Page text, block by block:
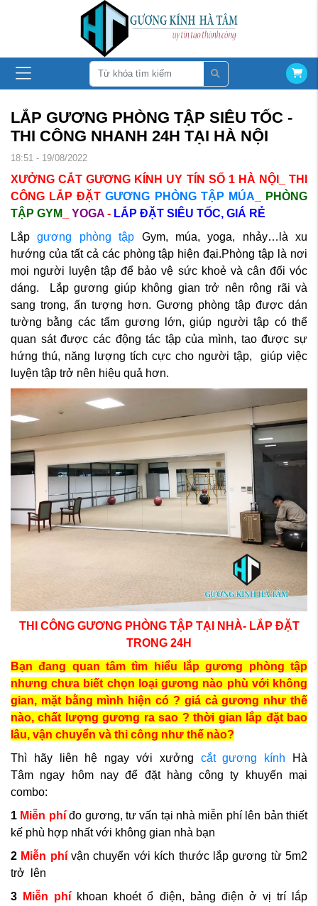
LẮP GƯƠNG PHÒNG TẬP SIÊU TỐC -
THI CÔNG NHANH 24H TẠI HÀ NỘI
18:51 - 19/08/2022
XƯỞNG CẮT GƯƠNG KÍNH UY TÍN SỐ 1 HÀ NỘI_ THI
CÔNG LẮP ĐẶTGƯƠNG PHÒNG TẬP MÚA
PHÒNG
TẬP GYM
YOGA - LẮP ĐẶT SIÊU TỐC, GIÁ RẺ
Lắpgương phòng tập Gym, múa, yoga, nhảy…là xu
hướng của tất cả các phòng tập hiện đại.Phòng tập là nơi
mọi người luyện tập để bảo vệ sức khoẻ và cân đối vóc
dáng. Lắp gương giúp không gian trở nên rộng rãi và
sang trọng, ấn tượng hơn. Gương phòng tập được dán
tường bằng các tấm gương lớn, giúp người tập có thể
quan sát được các động tác tập của mình, tao được sự
hứng thú, năng lượng tích cực cho người tập, giúp việc
luyện tập trở nên hiệu quả hơn.
THI CÔNG GƯƠNG PHÒNG TẬP TẠI NHÀ- LẮP ĐẶT
TRONG 24H
Bạn đang quan tâm tìm hiểu lắp gương phòng tập
nhưng chưa biết chọn loại gương nào phù với không
gian, mặt bằng mình hiện có ? giá cả gương như thế
nào, chất lượng gương ra sao ? thời gian lắp đặt bao
lâu, vận chuyển và thi công như thế nào?
Thì hãy liên hệ ngay với xưởng cắt gương kính Hà
Tâm ngay hôm nay để đặt hàng công ty khuyến mại
combo:
1 Miễn phíđo gương, tư vấn tại nhà miễn phí lên bản thiết
kế phù hợp nhất với không gian nhà bạn
2 Miễn phívận chuyển với kích thước lắp gương từ 5m2
trở lên
3
Miễn phí khoan khoét ổ điện, bảng điện ở vị trí lắp